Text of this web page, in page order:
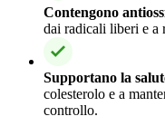
Contengono
dai radicali liberi e a
Supportano la
colesterolo e a
controllo.